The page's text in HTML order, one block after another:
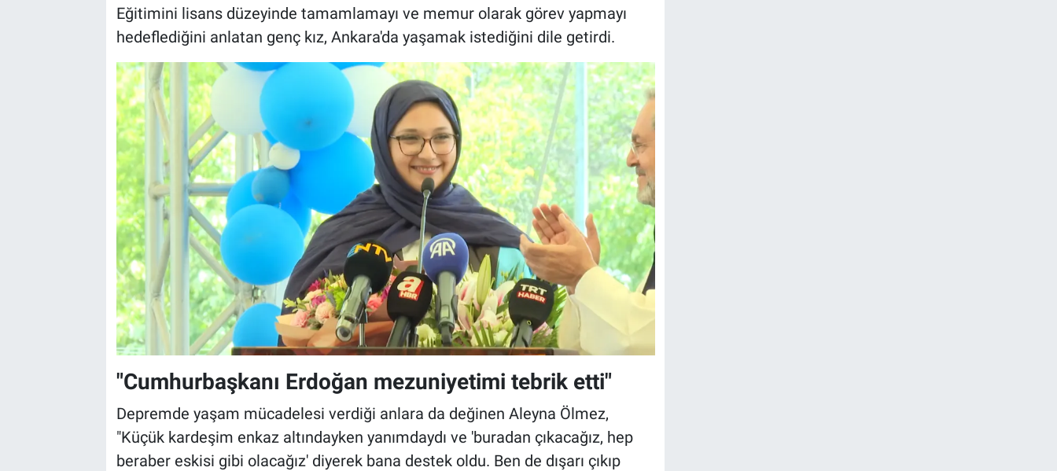
Eğitimini lisans düzeyinde tamamlamayı ve memur olarak görev yapmayı
hedeflediğini anlatan genç kız, Ankara'da yaşamak istediğini dile getirdi.
"Cumhurbaşkanı Erdoğan mezuniyetimi tebrik etti"
Depremde yaşam mücadelesi verdiği anlara da değinen Aleyna Ölmez,
"Küçük kardeşim enkaz altındayken yanımdaydı ve 'buradan çıkacağız, hep
beraber eskisi gibi olacağız' diyerek bana destek oldu. Ben de dışarı çıkıp